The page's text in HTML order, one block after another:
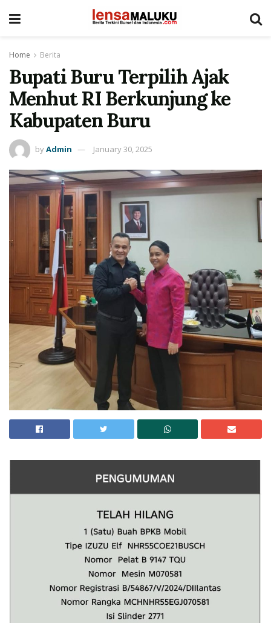
Home Berita
Bupati Buru Terpilih Ajak
Menhut RI Berkunjung ke
Kabupaten Buru
byAdmin January 30, 2025